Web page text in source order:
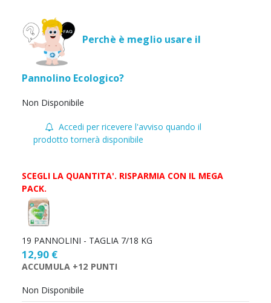
Perchè è meglio usare il
Pannolino Ecologico?
Non Disponibile
Accedi per ricevere l'avviso quando il
prodotto tornerà disponibile
SCEGLI LA QUANTITA'. RISPARMIA CON IL MEGA
PACK.
Scegli
quantità
19 PANNOLINI - TAGLIA 7/18 KG
12,90 €
ACCUMULA +12 PUNTI
Non Disponibile